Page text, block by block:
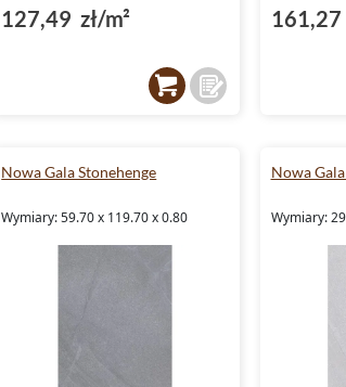
127,49 zł/m² 161,27
Nowa Gala Stonehenge
Wymiary: 59.70 x 119.70 x 0.80
Nowa
Wymiary: